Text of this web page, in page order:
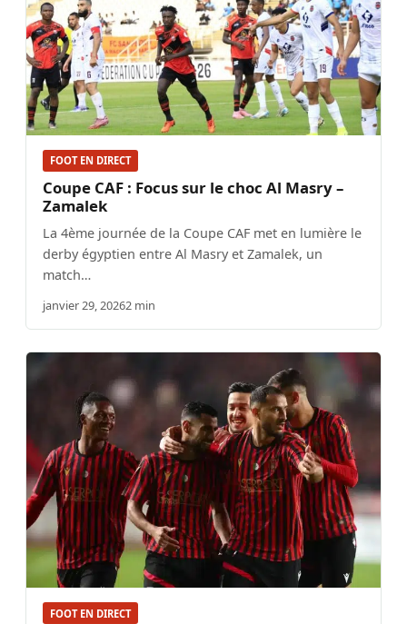
FOOT EN DIRECT
Coupe CAF : Focus sur le choc Al Masry –
Zamalek
La 4ème journée de la Coupe CAF met en lumière le
derby égyptien entre Al Masry et Zamalek, un
match…
janvier 29, 20262 min
FOOT EN DIRECT